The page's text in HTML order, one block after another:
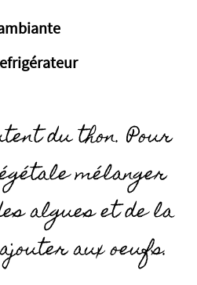
du thon. Pour
mélanger
algues et de la
aux oeufs.